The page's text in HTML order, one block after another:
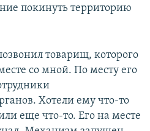
покинуть территорию
товарищ, которого
со мной. По месту его
Хотели ему что-то
еще что-то. Его на месте